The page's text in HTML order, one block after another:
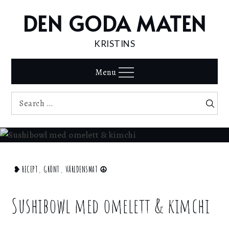
contentDEN GODA MATEN
KRISTINS
Menu
Search
Search
Home
Recept
Sushibowl
❥ RECEPT , GRÖNT , VÄRLDENSMAT ☮︎
Sushibowl med omelett & kimchi